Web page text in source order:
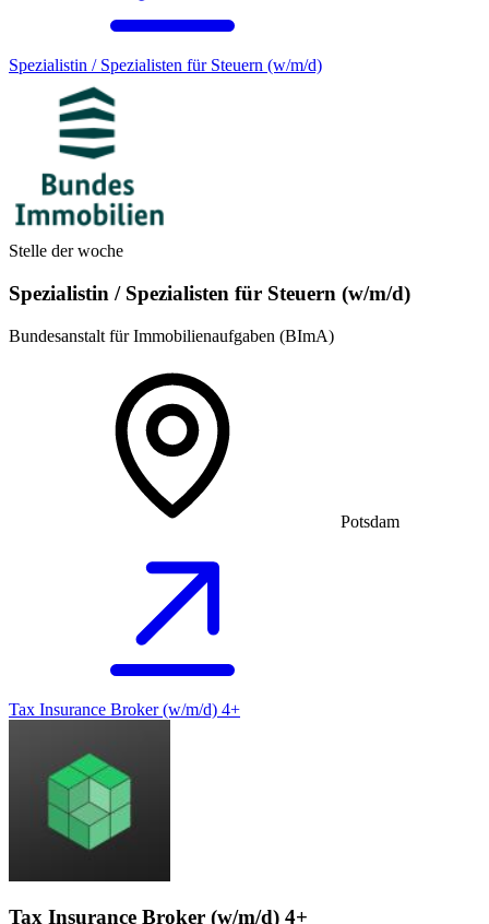
Spezialistin / Spezialisten für Steuern (w/m/d)
Stelle der woche
Spezialistin / Spezialisten für Steuern (w/m/d)
Bundesanstalt für Immobilienaufgaben (BImA)
Potsdam
Tax Insurance Broker (w/m/d) 4+
Tax Insurance Broker (w/m/d) 4+